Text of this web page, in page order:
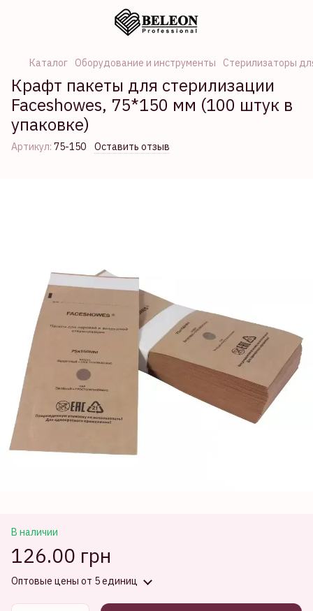
Каталог Оборудование и инструменты Стерилизаторы
Крафт пакеты для стерилизации
Faceshowes, 75*150 мм (100 штук в
упаковке)
Артикул: 75-150 Оставить отзыв
В наличии
126.00 грн
Оптовые цены от 5 единиц